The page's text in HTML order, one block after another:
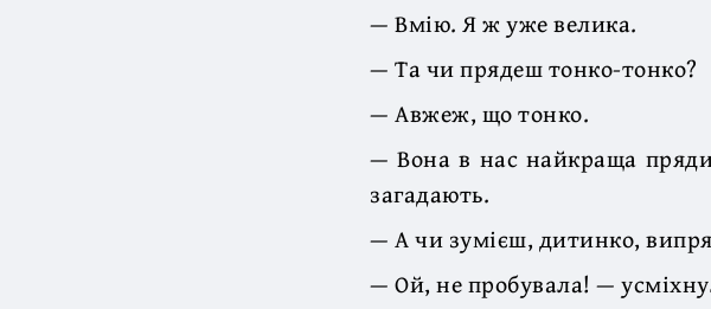
— Вмію. Я ж уже велика.
— Та чи прядеш тонко-тонко?
— Авжеж, що тонко.
— Вона в нас найкраща
загадають.
— А чи зумієш, дитинко,
— Ой, не пробувала! —